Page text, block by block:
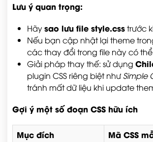
Lưu ý quan trọng:
Hãysao lưu file style.csstrước
Nếu bạn cập nhật lại theme
các thay đổi trong file này có
Giải pháp thay thế: sử dụng
plugin CSS riêng biệt như Simple
tránh mất dữ liệu khi update
Gợi ý một số đoạn CSS hữu ích
Mục đích Mã CSS